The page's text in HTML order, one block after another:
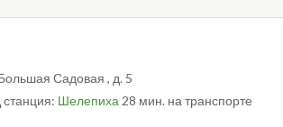
Садовая , д. 5
Шелепиха 28 мин. на транспорте